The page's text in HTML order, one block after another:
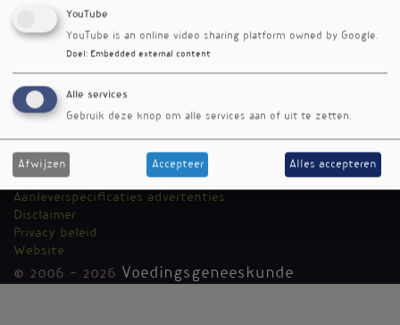
RSS-feed
Kantoormenu
Voedingsgeneeskunde
Media Medica
Adverteren
Aanleverspecificaties advertenties
Disclaimer
Privacy beleid
Website
© 2006 - 2026 Voedingsgeneeskunde
YouTube
YouTube is an online video sharing platform owned by Google.
Doel : Embedded external content
Alle services
Gebruik deze knop om alle services aan of uit te zetten.
Afwijzen Accepteer Alles accepteren